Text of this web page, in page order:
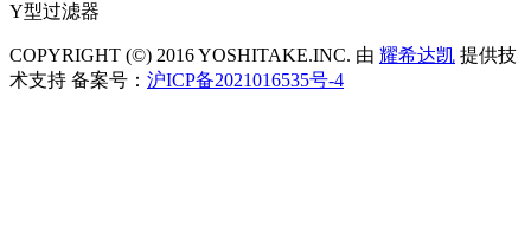
Y型过滤器
COPYRIGHT (©) 2016 YOSHITAKE.INC. 由 耀希达凯 提供技
术支持 备案号： 沪ICP备2021016535号-4